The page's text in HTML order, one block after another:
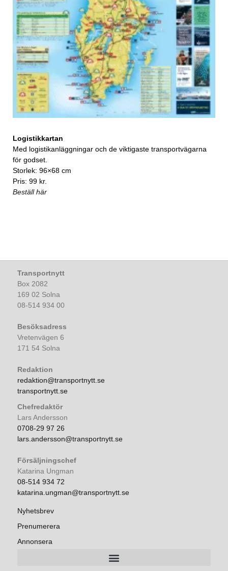
Logistikkartan
Med logistikanläggningar och de viktigaste transportvägarna
för godset.
Storlek: 96×68 cm
Pris: 99 kr.
Beställ här
Transportnytt
Box 2082
169 02 Solna
08-514 934 00
Besöksadress
Vretenvägen 6
171 54 Solna
Redaktion
redaktion@transportnytt.se
transportnytt.se
Chefredaktör
Lars Andersson
0708-29 97 26
lars.andersson@transportnytt.se
Försäljningschef
Katarina Ungman
08-514 934 72
katarina.ungman@transportnytt.se
Nyhetsbrev
Prenumerera
Annonsera